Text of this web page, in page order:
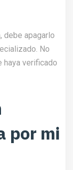
debe apagarlo
No
haya verificado
por mi